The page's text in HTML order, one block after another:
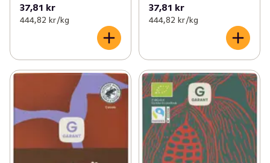
37,81 kr
444,82 kr /kg
37,81 kr
444,82 kr /kg